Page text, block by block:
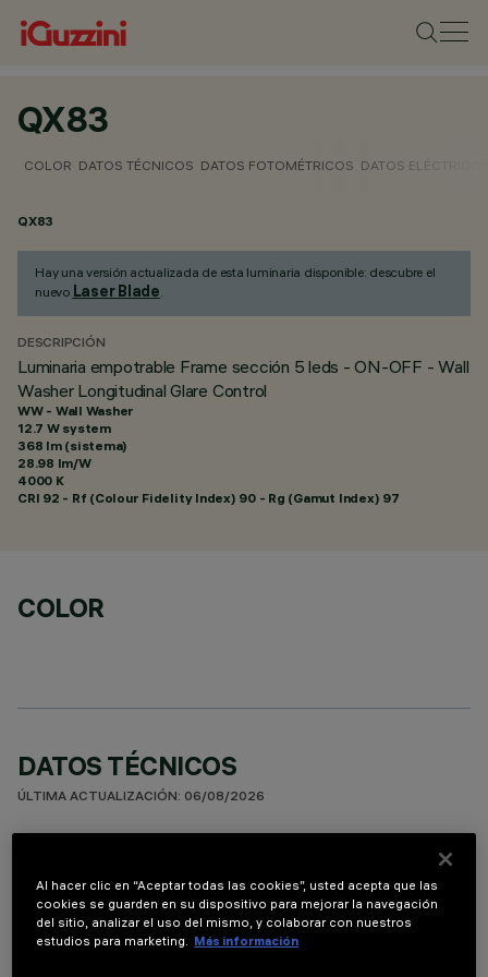
QX83
COLOR DATOS TÉCNICOS DATOS FOTOMÉTRICOS DATOS
QX83
Hay una versión actualizada de esta luminaria disponible: descubre el
nuevo Laser Blade.
DESCRIPCIÓN
Luminaria empotrable Frame sección 5 leds - ON-OFF - Wall
Washer Longitudinal Glare Control
WW - Wall Washer
12.7 W system
368 lm (sistema)
28.98 lm/W
4000 K
CRI 92 - Rf (Colour Fidelity Index) 90 - Rg (Gamut Index) 97
COLOR
DATOS TÉCNICOS
ÚLTIMA ACTUALIZACIÓN: 06/08/2026
Luminaria miniaturizada lineal empotrable para lámpara led.
Sistema óptico asimétrico especializado para obtener una
distribución eficaz sobre la pared, evitando zonas de sombra
Al hacer clic en “Aceptar todas las cookies”, usted acepta que las
cookies se guarden en su dispositivo para mejorar la navegación
del sitio, analizar el uso del mismo, y colaborar con nuestros
estudios para marketing. Más información